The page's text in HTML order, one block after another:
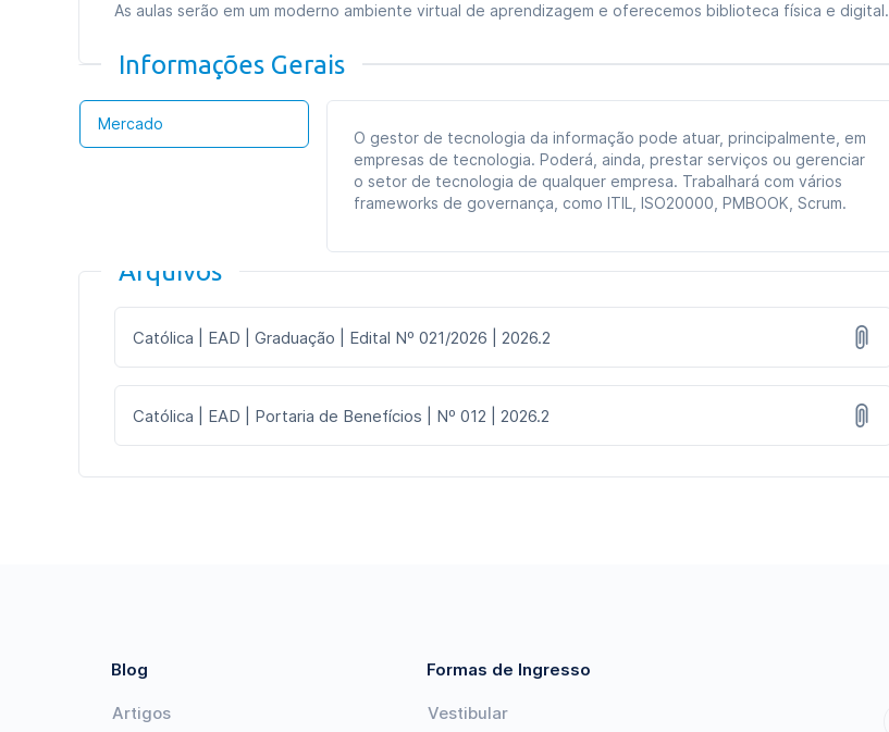
As aulas serão em um moderno ambiente virtual de aprendizagem e oferecemos biblioteca física e digital.
Informações Gerais
Mercado
O gestor de tecnologia da informação pode atuar, principalmente, em
empresas de tecnologia. Poderá, ainda, prestar serviços ou gerenciar
o setor de tecnologia de qualquer empresa. Trabalhará com vários
frameworks de governança, como ITIL, ISO20000, PMBOOK, Scrum.
Arquivos
Católica | EAD | Graduação | Edital Nº 021/2026 | 2026.2
Católica | EAD | Portaria de Benefícios | Nº 012 | 2026.2
Blog
Artigos
Formas de Ingresso
Vestibular